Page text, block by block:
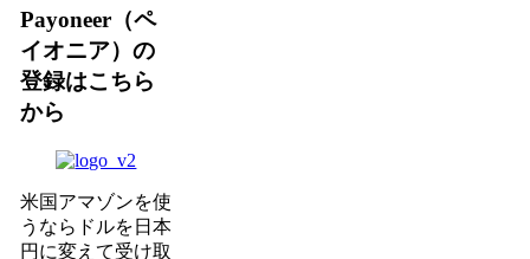
Payoneer（ペ
イオニア）の
登録はこちら
から
米国アマゾンを使
うならドルを日本
円に変えて受け取